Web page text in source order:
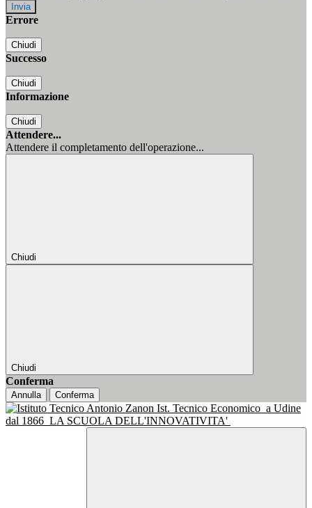
Errore
Chiudi
Successo
Chiudi
Informazione
Chiudi
Attendere...
Attendere il completamento dell'operazione...
Chiudi
Chiudi
Conferma
Annulla Conferma
Ist. Tecnico Economico a Udine
dal 1866 LA SCUOLA DELL'INNOVATIVITA'